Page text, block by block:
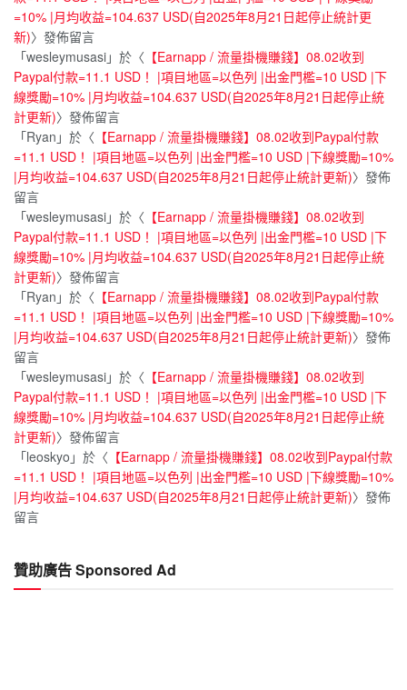
=10% |月均收益=104.637 USD(自2025年8月21日起停止統計更
新)〉發佈留言
「wesleymusasi」於〈 【Earnapp / 流量掛機賺錢】08.02收到
Paypal付款=11.1 USD！ |項目地區=以色列 |出金門檻=10 USD |下
線獎勵=10% |月均收益=104.637 USD(自2025年8月21日起停止統
計更新)〉發佈留言
「Ryan 」於〈 【Earnapp / 流量掛機賺錢】08.02收到Paypal付款
=11.1 USD！ |項目地區=以色列 |出金門檻=10 USD |下線獎勵=10%
|月均收益=104.637 USD(自2025年8月21日起停止統計更新)〉發佈
留言
「wesleymusasi」於〈 【Earnapp / 流量掛機賺錢】08.02收到
Paypal付款=11.1 USD！ |項目地區=以色列 |出金門檻=10 USD |下
線獎勵=10% |月均收益=104.637 USD(自2025年8月21日起停止統
計更新)〉發佈留言
「Ryan 」於〈 【Earnapp / 流量掛機賺錢】08.02收到Paypal付款
=11.1 USD！ |項目地區=以色列 |出金門檻=10 USD |下線獎勵=10%
|月均收益=104.637 USD(自2025年8月21日起停止統計更新)〉發佈
留言
「wesleymusasi」於〈 【Earnapp / 流量掛機賺錢】08.02收到
Paypal付款=11.1 USD！ |項目地區=以色列 |出金門檻=10 USD |下
線獎勵=10% |月均收益=104.637 USD(自2025年8月21日起停止統
計更新)〉發佈留言
「leoskyo 」於〈 【Earnapp / 流量掛機賺錢】08.02收到Paypal付款
=11.1 USD！ |項目地區=以色列 |出金門檻=10 USD |下線獎勵=10%
|月均收益=104.637 USD(自2025年8月21日起停止統計更新)〉發佈
留言
贊助廣告 Sponsored Ad